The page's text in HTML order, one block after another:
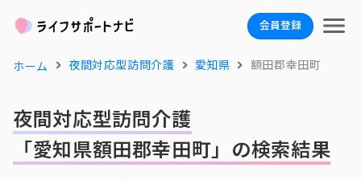
会員登録
ホーム 夜間対応型訪問介護 愛知県 額田郡幸田町
夜間対応型訪問介護
「愛知県額田郡幸田町」の検索結果